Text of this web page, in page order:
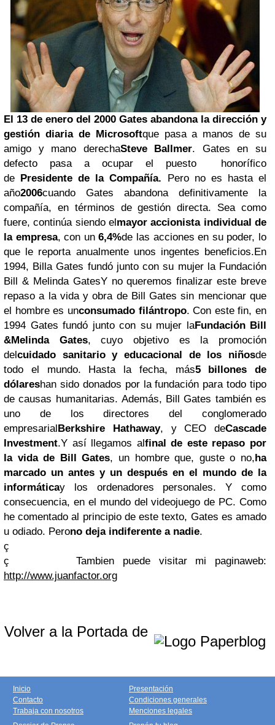
El 13 de enero del 2000 Gates abandona la dirección y
gestión diaria de Microsoftque pasa a manos de su
amigo y mano derechaSteve Ballmer. Gates en su
defecto pasa a ocupar el puesto honorífico
de Presidente de la Compañía. Pero no es hasta el
año2006cuando Gates abandona definitivamente la
compañía, en términos de gestión directa. Sea como
fuere, continúa siendo elmayor accionista individual de
la empresa, con un6,4%de las acciones en su poder, lo
que le reporta anualmente unos ingentes beneficios.En
1994, Billa Gates fundó junto con su mujer la Fundación
Bill & Melinda GatesY no queremos finalizar este breve
repaso a la vida y obra de Bill Gates sin mencionar que
el hombre es unconsumado filántropo. Con este fin, en
1994 Gates fundó junto con su mujer laFundación Bill
&Melinda Gates, cuyo objetivo es la promoción
delcuidado sanitario y educacional de los niñosde
todo el mundo. Hasta la fecha, más5 billones de
dólareshan sido donados por la fundación para todo tipo
de causas humanitarias. Además, Bill Gates también es
uno de los directores del conglomerado
empresarialBerkshire Hathaway, y CEO deCascade
Investment.Y así llegamos alfinal de este repaso por
la vida de Bill Gates, un hombre que, guste o no,ha
marcado un antes y un después en el mundo de la
informáticay los ordenadores personales. Y como
consecuencia, en el mundo del videojuego de PC. Como
he comentado al principio de este texto, Gates es amado
u odiado. Perono deja indiferente a nadie.
ç
ç
Tambien puede visitar mi paginaweb:
http://www.juanfactor.org
Volver a la Portada de
Inicio
Contacto
Trabaja con nosotros
Presentación
Condiciones generales
Menciones legales